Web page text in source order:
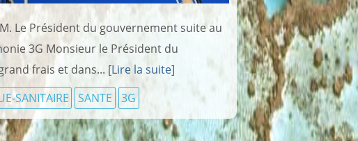
Le Président du gouvernement suite au
3G Monsieur le Président du
frais et dans... [Lire la suite]
SANITAIRE SANTE 3G